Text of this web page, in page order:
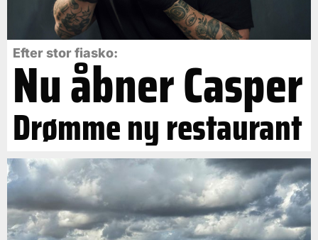
Efter stor fiasko:
Nu åbner Casper
Drømme ny restaurant